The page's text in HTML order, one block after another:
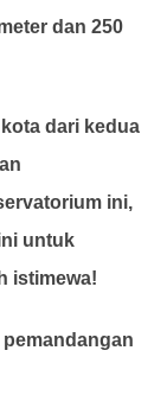
dan 250
dari kedua
ini,
untuk
istimewa!